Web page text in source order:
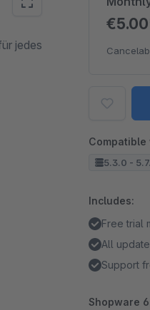
jedes
Compatible
5.3.0 -
Includes:
Free trial
All
Support
Shopware